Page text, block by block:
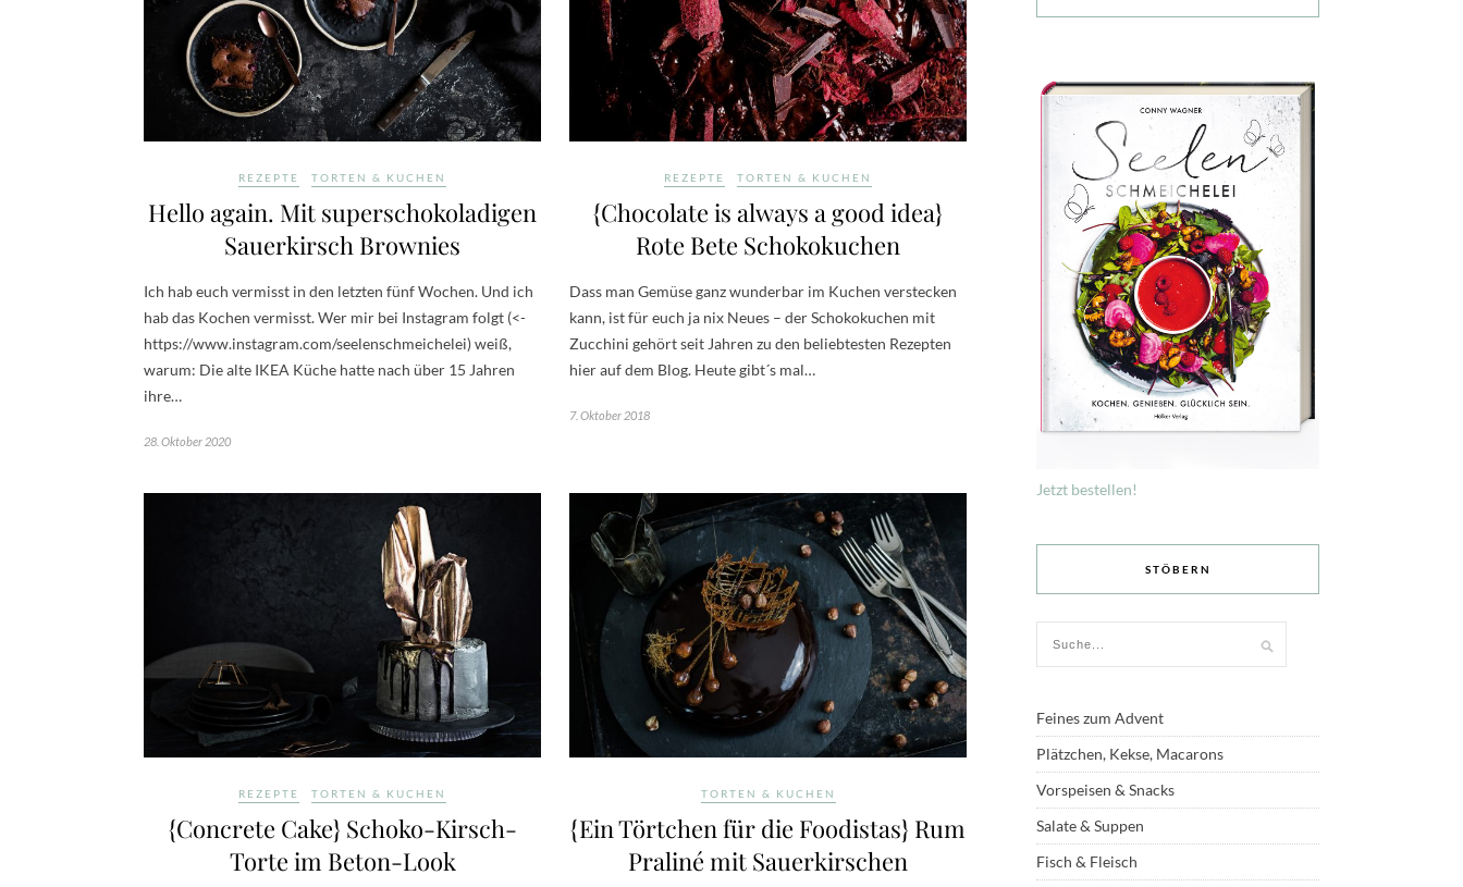
REZEPTE TORTEN & KUCHEN
Hello again. Mit superschokoladigen
Sauerkirsch Brownies
Ich hab euch vermisst in den letzten fünf Wochen. Und ich
hab das Kochen vermisst. Wer mir bei Instagram folgt (<-
https://www.instagram.com/seelenschmeichelei) weiß,
warum: Die alte IKEA Küche hatte nach über 15 Jahren
ihre…
28. Oktober 2020
REZEPTE TORTEN & KUCHEN
{Chocolate is always a good idea}
Rote Bete Schokokuchen
Dass man Gemüse ganz wunderbar im Kuchen verstecken
kann, ist für euch ja nix Neues – der Schokokuchen mit
Zucchini gehört seit Jahren zu den beliebtesten Rezepten
hier auf dem Blog. Heute gibt´s mal…
7. Oktober 2018
REZEPTE TORTEN & KUCHEN
{Concrete Cake} Schoko-Kirsch-
Torte im Beton-Look
TORTEN & KUCHEN
{Ein Törtchen für die Foodistas} Rum
Praliné mit Sauerkirschen
Jetzt bestellen!
STÖBERN
Feines zum Advent
Plätzchen, Kekse, Macarons
Vorspeisen & Snacks
Salate & Suppen
Fisch & Fleisch